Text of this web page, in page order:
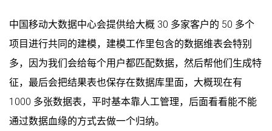
中国移动大数据中心会提供给大概 30 多家客户的 50 多个
项目进行共同的建模，建模工作里包含的数据维表会特别
多，因为我们会给每个用户都匹配数据，然后帮他们生成特
征，最后会把结果表也保存在数据库里面，大概现在有
1000 多张数据表，平时基本靠人工管理，后面看看能不能
通过数据血缘的方式去做一个归纳。